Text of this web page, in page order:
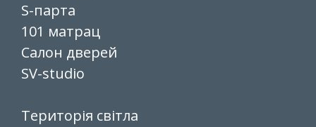
S-парта
101 матрац
Салон дверей
SV-studio
Територія світла